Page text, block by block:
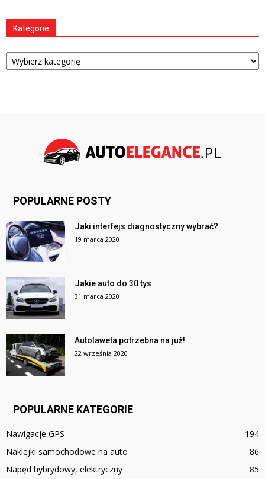
Kategorie
Kategorie
POPULARNE POSTY
Jaki interfejs diagnostyczny wybrać?
19 marca 2020
Jakie auto do 30 tys
31 marca 2020
Autolaweta potrzebna na już!
22 września 2020
POPULARNE KATEGORIE
Nawigacje GPS
194
Naklejki samochodowe na auto
86
Napęd hybrydowy, elektryczny
85